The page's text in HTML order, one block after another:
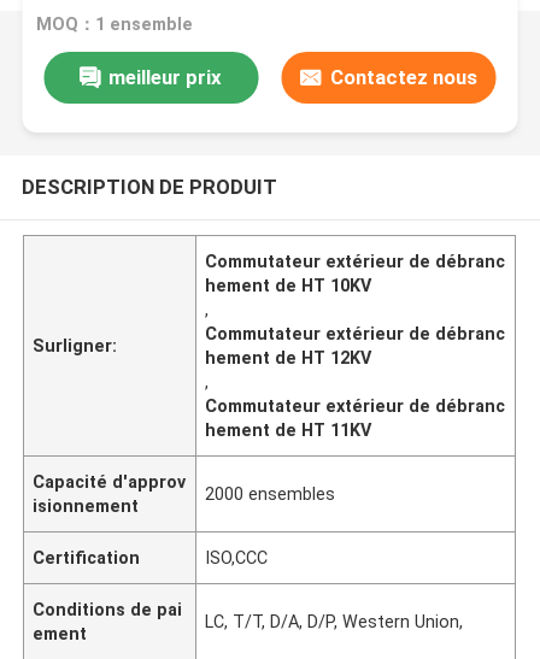
MOQ：1 ensemble
meilleur prix Contactez nous
DESCRIPTION DE PRODUIT
Surligner:
Commutateur extérieur de débranc
hement de HT 10KV
,
Commutateur extérieur de débranc
hement de HT 12KV
,
Commutateur extérieur de débranc
hement de HT 11KV
Capacité d'approv
isionnement
2000 ensembles
Certification ISO,CCC
Conditions de pai
ement
LC, T/T, D/A, D/P, Western Union,